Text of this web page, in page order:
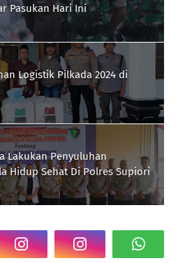
Pasukan Hari Ini
Logistik Pilkada 2024 di
Lakukan Penyuluhan
Hidup Sehat Di Polres Supiori